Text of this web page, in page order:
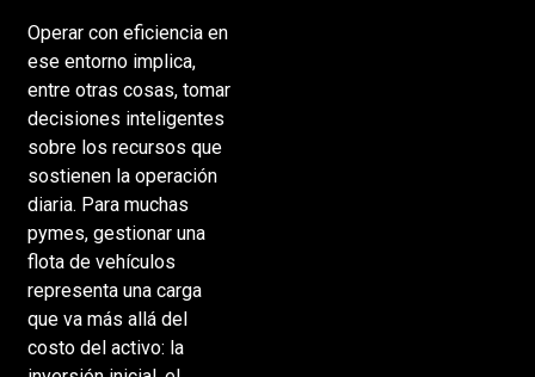
Operar con eficiencia en
ese entorno implica,
entre otras cosas, tomar
decisiones inteligentes
sobre los recursos que
sostienen la operación
diaria. Para muchas
pymes, gestionar una
flota de vehículos
representa una carga
que va más allá del
costo del activo: la